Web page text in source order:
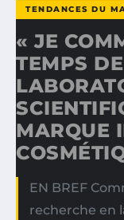
TENDANCES DU
« JE
TEMPS
MARQUE
EN BREF
recherche en